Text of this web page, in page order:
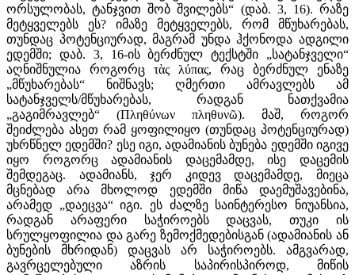
ორსულობას, ტანჯვით შობ შვილებს“ (დაბ. 3, 16). რაზე
მეტყველებს ეს? იმაზე მეტყველებს, რომ მწუხარებას,
თუნდაც პოტენციურად, მაგრამ უნდა ჰქონოდა ადგილი
ედემში; დაბ. 3, 16-ის ბერძნულ ტექსტში „სატანჯველი“
აღნიშნულია როგორც τὰς λύπας, რაც ბერძნულ ენაზე
„მწუხარებას“ ნიშნავს; ღმერთი ამრავლებს ამ
სატანჯველს/მწუხარებას, რადგან ნათქვამია
„გაგიმრავლებ“ (Πληθύνων πληθυνῶ). მაშ, როგორ
შეიძლება ასეთ რამ ყოფილიყო (თუნდაც პოტენციურად)
უხრწნელ ედემში? ესე იგი, ადამიანის ბუნება ედემში იგივე
იყო როგორც ადამიანის დაცემამდე, ისე დაცემის
შემდეგაც. ადამიანს, ჯერ კიდევ დაცემამდე, მიეცა
მცნებად არა მხოლოდ ედემში მიწა დაემუშავებინა,
არამედ „დაეცვა“ იგი. ეს ძალზე საინტერესო ნიუანსია,
რადგან არაფერი საჭიროებს დაცვას, თუკი ის
სრულყოფილია და გარე ზემოქმედებისგან (ადამიანის ან
ბუნების მხრიდან) დაცვას არ საჭიროებს. ამგვარად,
გავრცელებული აზრის საპირისპიროდ, მიწის